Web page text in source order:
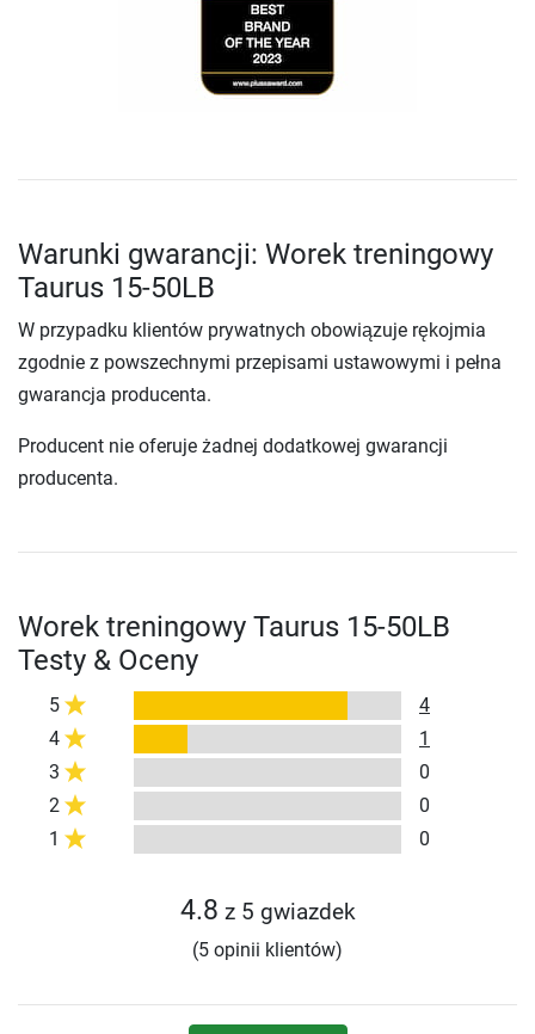
Warunki gwarancji: Worek treningowy
Taurus 15-50LB
W przypadku klientów prywatnych obowiązuje rękojmia
zgodnie z powszechnymi przepisami ustawowymi i pełna
gwarancja producenta.
Producent nie oferuje żadnej dodatkowej gwarancji
producenta.
Worek treningowy Taurus 15-50LB
Testy & Oceny
5
4
4
1
3
0
2
0
1
0
4.8 z 5 gwiazdek
(5 opinii klientów)